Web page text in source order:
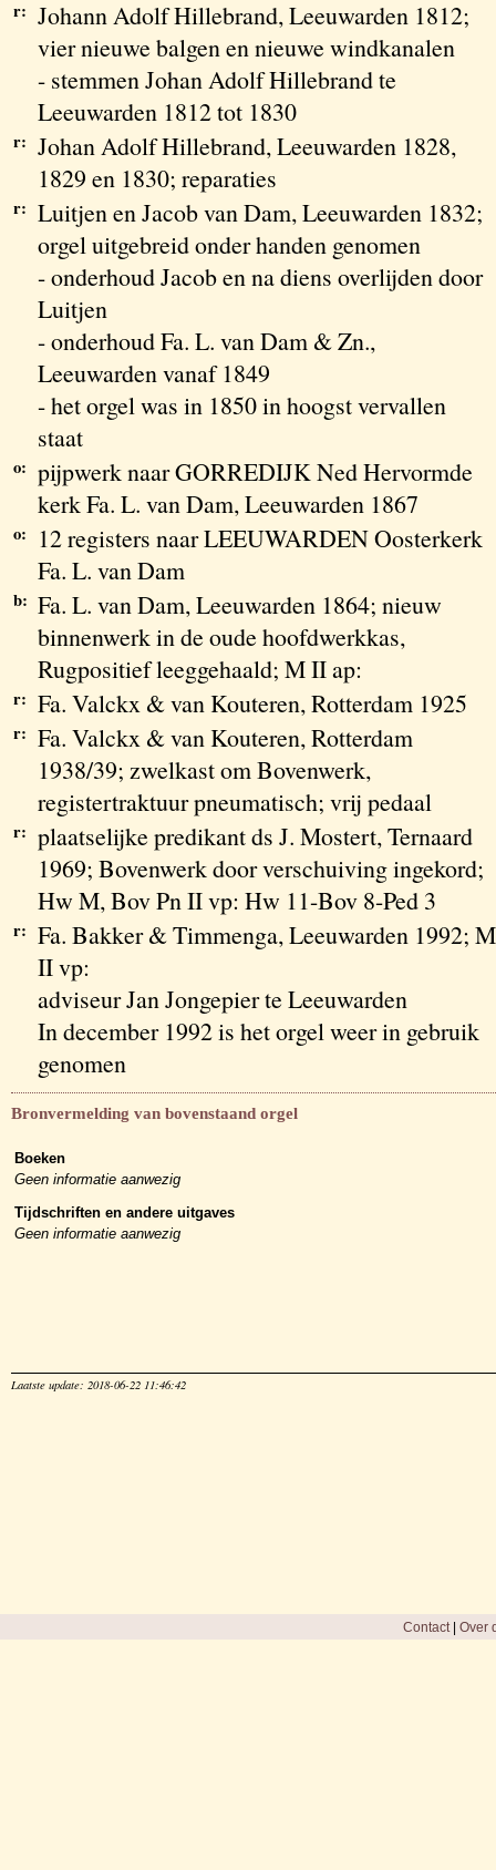
r: Johann Adolf Hillebrand, Leeuwarden 1812;
vier nieuwe balgen en nieuwe windkanalen
- stemmen Johan Adolf Hillebrand te
Leeuwarden 1812 tot 1830
r: Johan Adolf Hillebrand, Leeuwarden 1828,
1829 en 1830; reparaties
r: Luitjen en Jacob van Dam, Leeuwarden 1832;
orgel uitgebreid onder handen genomen
- onderhoud Jacob en na diens overlijden door
Luitjen
- onderhoud Fa. L. van Dam & Zn.,
Leeuwarden vanaf 1849
- het orgel was in 1850 in hoogst vervallen
staat
o: pijpwerk naar GORREDIJK Ned Hervormde
kerk Fa. L. van Dam, Leeuwarden 1867
o:
12 registers naar LEEUWARDEN Oosterkerk
Fa. L. van Dam
b: Fa. L. van Dam, Leeuwarden 1864; nieuw
binnenwerk in de oude hoofdwerkkas,
Rugpositief leeggehaald; M II ap:
r: Fa. Valckx & van Kouteren, Rotterdam 1925
r: Fa. Valckx & van Kouteren, Rotterdam
1938/39; zwelkast om Bovenwerk,
registertraktuur pneumatisch; vrij pedaal
r: plaatselijke predikant ds J. Mostert, Ternaard
1969; Bovenwerk door verschuiving ingekord;
Hw M, Bov Pn II vp: Hw 11-Bov 8-Ped 3
r: Fa. Bakker & Timmenga, Leeuwarden 1992; M
II vp:
adviseur Jan Jongepier te Leeuwarden
In december 1992 is het orgel weer in gebruik
genomen
Bronvermelding van bovenstaand orgel
Boeken
Geen informatie aanwezig
Tijdschriften en andere uitgaves
Geen informatie aanwezig
Laatste update: 2018-06-22 11:46:42
Contact| Over